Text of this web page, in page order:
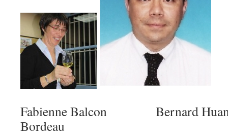
Fabienne Balcon Bernard
Bordeau